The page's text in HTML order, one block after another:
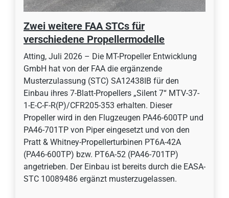
Zwei weitere FAA STCs für
verschiedene Propellermodelle
Atting, Juli 2026 – Die MT-Propeller Entwicklung
GmbH hat von der FAA die ergänzende
Musterzulassung (STC) SA12438IB für den
Einbau ihres 7-Blatt-Propellers „Silent 7“ MTV-37-
1-E-C-F-R(P)/CFR205-353 erhalten. Dieser
Propeller wird in den Flugzeugen PA46-600TP und
PA46-701TP von Piper eingesetzt und von den
Pratt & Whitney-Propellerturbinen PT6A-42A
(PA46-600TP) bzw. PT6A-52 (PA46-701TP)
angetrieben. Der Einbau ist bereits durch die EASA-
STC 10089486 ergänzt musterzugelassen.